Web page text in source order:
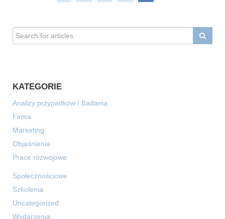
KATEGORIE
Analizy przypadków / Badania
Firma
Marketing
Objaśnienia
Prace rozwojowe
Społecznościowe
Szkolenia
Uncategorized
Wydarzenia